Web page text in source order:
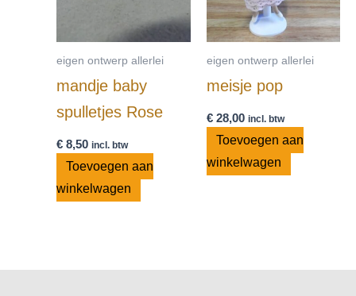
eigen ontwerp allerlei
mandje baby
spulletjes Rose
€ 8,50 incl. btw
Toevoegen aan
winkelwagen
eigen ontwerp allerlei
meisje pop
€28,00 incl. btw
Toevoegen aan
winkelwagen